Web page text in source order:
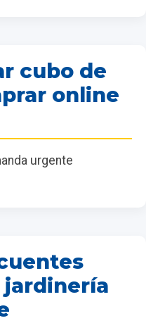
cubo de
online
urgente
jardinería